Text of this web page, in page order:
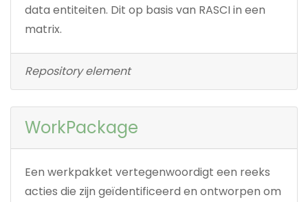
data entiteiten. Dit op basis van RASCI in een
matrix.
Repository element
WorkPackage
Een werkpakket vertegenwoordigt een reeks
acties die zijn geïdentificeerd en ontworpen om